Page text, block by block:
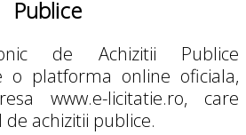
Publice
de Achizitii Publice
o platforma online oficiala,
www.e-licitatie.ro, care
achizitii publice.